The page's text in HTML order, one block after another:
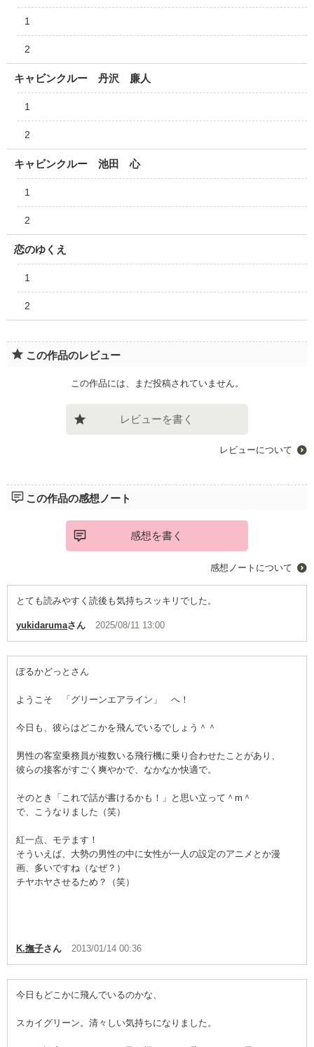
1
2
キャビンクルー 丹沢 廉人
1
2
キャビンクルー 池田 心
1
2
恋のゆくえ
1
2
この作品のレビュー
この作品には、まだ投稿されていません。
レビューを書く
レビューについて
この作品の感想ノート
感想を書く
感想ノートについて
とても読みやすく読後も気持ちスッキリでした。
yukidarumaさん 2025/08/11 13:00
ぽるかどっとさん
ようこそ 「グリーンエアライン」 へ！
今日も、彼らはどこかを飛んでいるでしょう＾＾
男性の客室乗務員が複数いる飛行機に乗り合わせたことがあり、
彼らの接客がすごく爽やかで、なかなか快適で。
そのとき「これで話が書けるかも！」と思い立って＾m＾
で、こうなりました（笑）
紅一点、モテます！
そういえば、大勢の男性の中に女性が一人の設定のアニメとか漫
画、多いですね（なぜ？）
チヤホヤさせるため？（笑）
K.撫子さん 2013/01/14 00:36
今日もどこかに飛んでいるのかな、
スカイグリーン。清々しい気持ちになりました。